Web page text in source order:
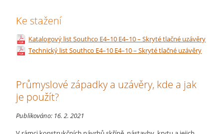
Ke stažení
Katalogový list Southco E4–10 E4–10 – Skryté tlačné uzávěry
Technický list Southco E4–10 E4–10 – Skryté tlačné uzávěry
Průmyslové západky a uzávěry, kde a jak
je použít?
Publikováno: 16. 2. 2021